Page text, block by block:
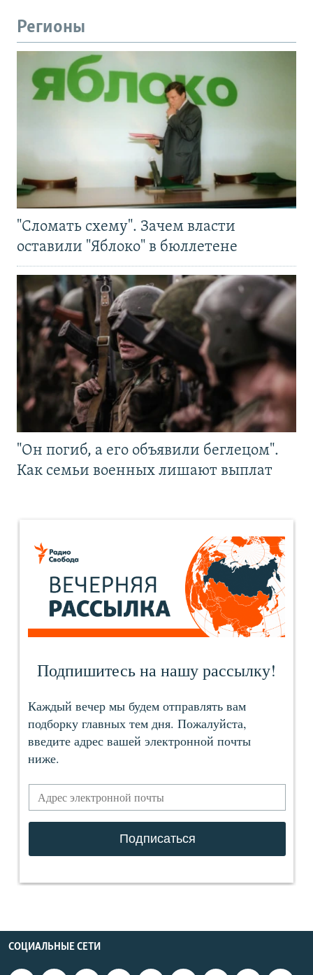
Регионы
"Сломать схему". Зачем власти
оставили "Яблоко" в бюллетене
"Он погиб, а его объявили беглецом".
Как семьи военных лишают выплат
СОЦИАЛЬНЫЕ СЕТИ